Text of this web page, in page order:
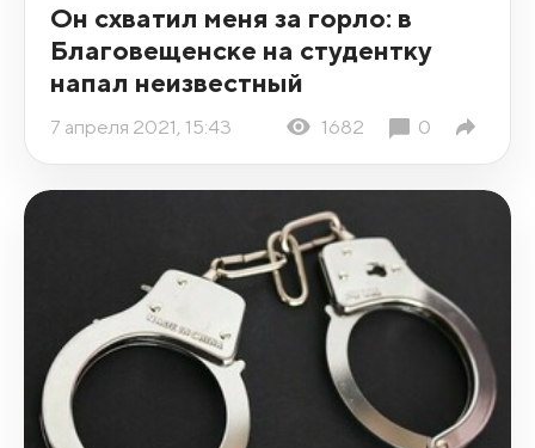
Он схватил меня за горло: в
Благовещенске на студентку
напал неизвестный
7 апреля 2021, 15:43 1682 0